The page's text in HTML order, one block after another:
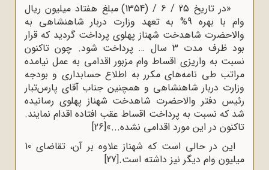
«در تاریخ 25 / 6 / (1354) مبلغ هفتاد میلیون ریال
وام با بهره 9% به تعهد وزارت دربار شاهنشاهی به
والاحضرت شاهدخت شهناز پهلوی پرداخت گردید که قرار
بود ظرف مدت 3 سال … پرداخت شود. چون تاکنون
نسبت به واریزی اقساط وام مزبور اقدامی به عمل نیامده
مراتب طی نامه‌های مکرر به اطلاع حسابداری و بودجه
وزارت دربار شاهنشاهی و همچنین جناب آقای پارس‌تبار
رئیس دفتر والاحضرت شاهدخت شهناز پهلوی رسانیده
شد که نسبت به پرداخت اقساط عقب افتاده اقدام نمایند.
تاکنون در این مورد اقدامی نشده...»[26]
این در حالی است که شهناز علاوه بر آن، تقاضای 10
میلیون وام دیگر نیز داشته است.[27]